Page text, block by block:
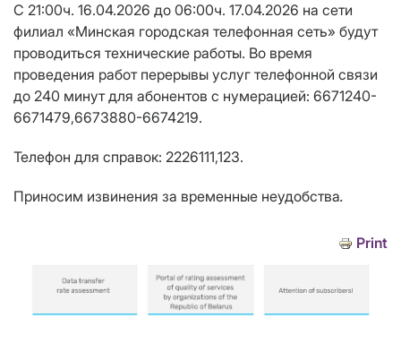
С 21:00ч. 16.04.2026 до 06:00ч. 17.04.2026 на сети
филиал «Минская городская телефонная сеть» будут
проводиться технические работы. Во время
проведения работ перерывы услуг телефонной связи
до 240 минут для абонентов с нумерацией: 6671240-
6671479,6673880-6674219.
Телефон для справок: 2226111,123.
Приносим извинения за временные неудобства.
Print